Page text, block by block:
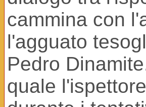
cammina con
l'agguato
Pedro
quale